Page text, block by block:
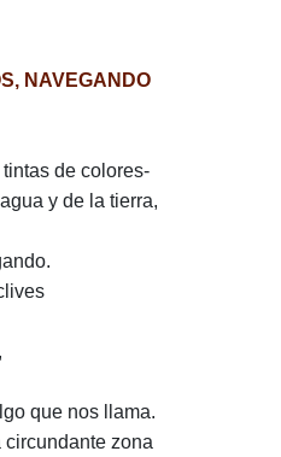
NAVEGANDO
de colores-
y de la tierra,
que nos llama.
zona